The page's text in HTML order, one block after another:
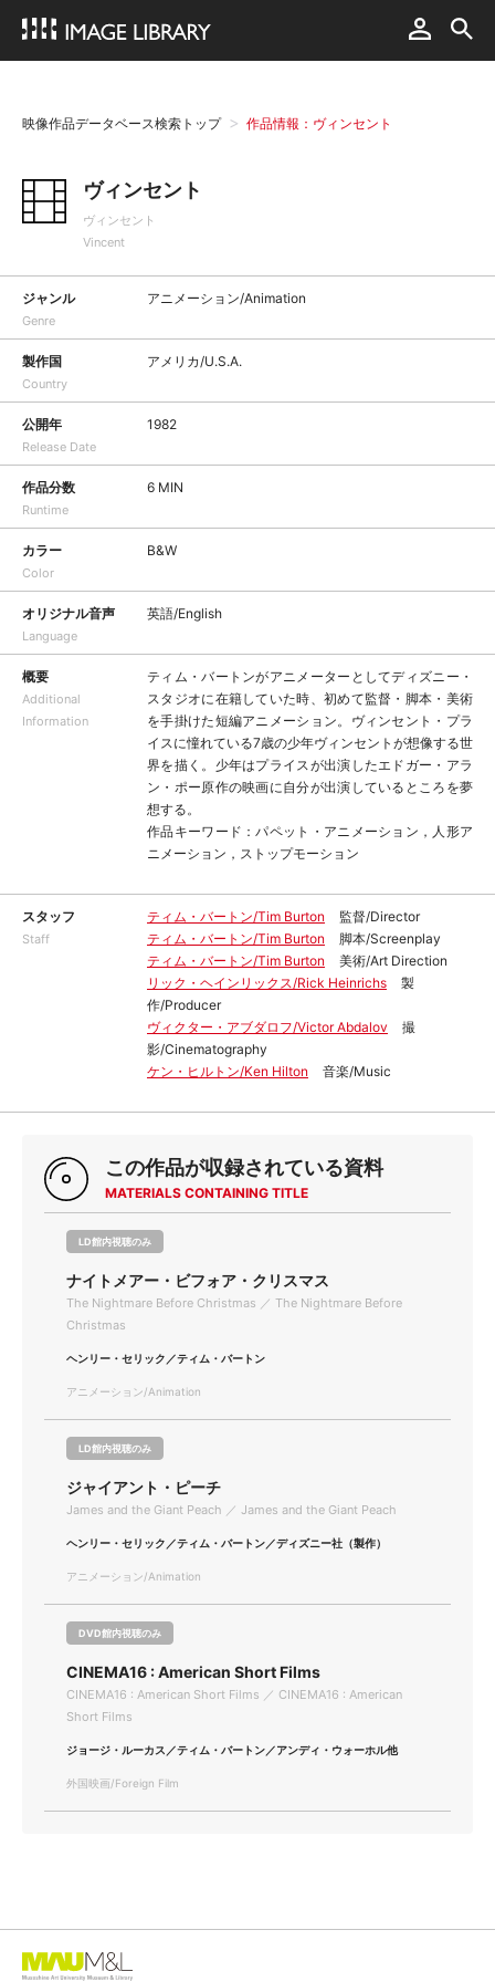
映像作品データベース検索トップ 作品情報：ヴィンセント
ヴィンセント
ヴィンセント
Vincent
ジャンル
Genre
アニメーション/Animation
製作国
Country
アメリカ/U.S.A.
公開年
Release Date
1982
作品分数
Runtime
6 MIN
カラー
Color
B&W
オリジナル音声
Language
英語/English
概要
Additional
Information
ティム・バートンがアニメーターとしてディズニー・
スタジオに在籍していた時、初めて監督・脚本・美術
を手掛けた短編アニメーション。ヴィンセント・プラ
イスに憧れている7歳の少年ヴィンセントが想像する世
界を描く。少年はプライスが出演したエドガー・アラ
ン・ポー原作の映画に自分が出演しているところを夢
想する。
作品キーワード：パペット・アニメーション，人形ア
ニメーション，ストップモーション
スタッフ
Staff
ティム・バートン/Tim Burton
監督/Director
ティム・バートン/Tim Burton
脚本/Screenplay
ティム・バートン/Tim Burton
美術/Art Direction
リック・ヘインリックス/Rick Heinrichs
製
作/Producer
ヴィクター・アブダロフ/Victor Abdalov
撮
影/Cinematography
ケン・ヒルトン/Ken Hilton
音楽/Music
この作品が収録されている資料
MATERIALS CONTAINING TITLE
LD館内視聴のみ
ナイトメアー・ビフォア・クリスマス
The Nightmare Before Christmas ／ The Nightmare Before
Christmas
ヘンリー・セリック／ティム・バートン
アニメーション/Animation
LD館内視聴のみ
ジャイアント・ピーチ
James and the Giant Peach ／ James and the Giant Peach
ヘンリー・セリック／ティム・バートン／ディズニー社（製作）
アニメーション/Animation
DVD館内視聴のみ
CINEMA16 : American Short Films
CINEMA16 : American Short Films ／ CINEMA16 : American
Short Films
ジョージ・ルーカス／ティム・バートン／アンディ・ウォーホル他
外国映画/Foreign Film